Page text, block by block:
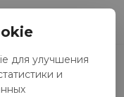
для улучшения
и